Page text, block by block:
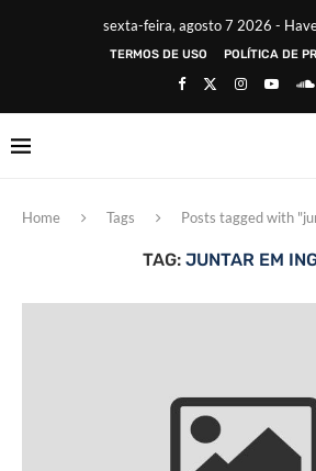
sexta-feira, agosto 7 2026 -
TERMOS DE USO POLÍTICA DE
Home Tags Posts tagged with
TAG: JUNTAR EM